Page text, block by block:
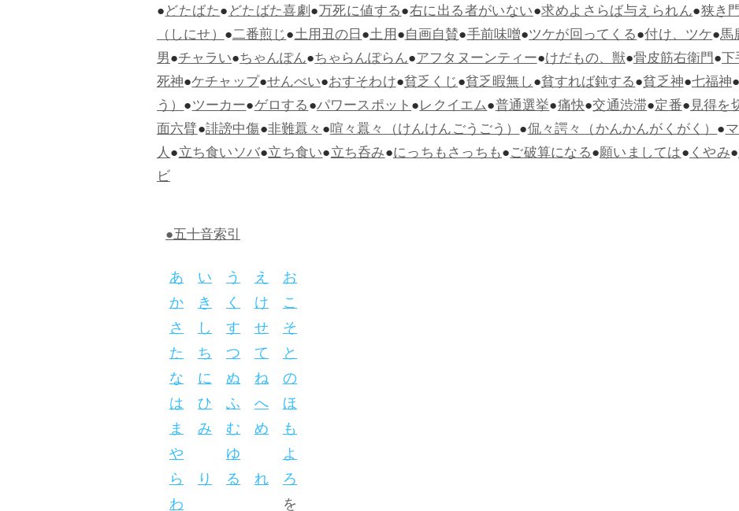
●どたばた●どたばた喜劇●万死に値する●右に出る者がいない●求めよさらば与えられん●狭き
（しにせ）●二番煎じ●土用丑の日●土用●自画自賛●手前味噌●ツケが回ってくる●付け、ツケ●馬
男●チャラい●ちゃんぽん●ちゃらんぽらん●アフタヌーンティー●けだもの、獣●骨皮筋右衛門●
死神●ケチャップ●せんべい●おすそわけ●貧乏くじ●貧乏暇無し●貧すれば鈍する●貧乏神●七福神
う）●ツーカー●ゲロする●パワースポット●レクイエム●普通選挙●痛快●交通渋滞●定番●見得を
面六臂●誹謗中傷●非難囂々●喧々囂々（けんけんごうごう）●侃々諤々（かんかんがくがく）●
人●立ち食いソバ●立ち食い●立ち呑み●にっちもさっちも●ご破算になる●願いましては●くやみ●
ビ
●五十音索引
あ い う え お
か き く け こ
さ し す せ そ
た ち つ て と
な に ぬ ね の
は ひ ふ へ ほ
ま み む め も
や
ゆ
よ
ら り る れ ろ